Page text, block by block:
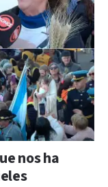
nos ha